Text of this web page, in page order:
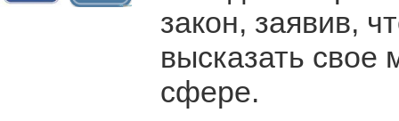
закон, заявив,
высказать
сфере.